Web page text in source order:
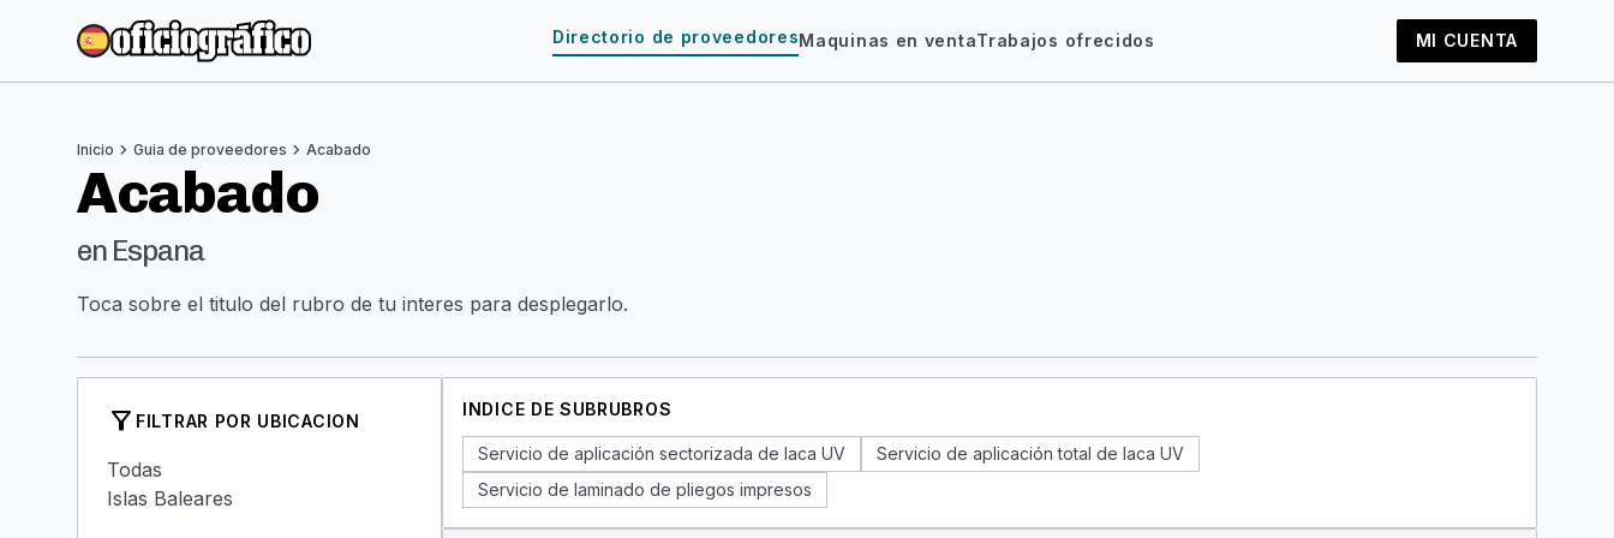
Directorio de proveedoresMaquinas en ventaTrabajos ofrecidos MI CUENTA
Inicio chevron_right Guia de proveedores chevron_right Acabado
Acabado
en Espana
Toca sobre el titulo del rubro de tu interes para desplegarlo.
filter_alt FILTRAR POR UBICACION
Todas
Islas Baleares
INDICE DE SUBRUBROS
Servicio de aplicación sectorizada de laca UV
Servicio de aplicación total de laca UV
Servicio de laminado de pliegos impresos